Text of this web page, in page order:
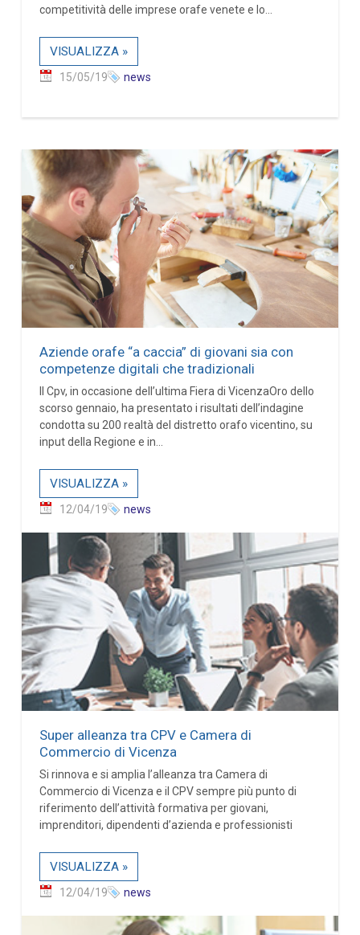
competitività delle imprese orafe venete e lo...
VISUALIZZA »
15/05/19 news
Aziende orafe “a caccia” di giovani sia con
competenze digitali che tradizionali
Il Cpv, in occasione dell’ultima Fiera di VicenzaOro dello
scorso gennaio, ha presentato i risultati dell’indagine
condotta su 200 realtà del distretto orafo vicentino, su
input della Regione e in...
VISUALIZZA »
12/04/19 news
Super alleanza tra CPV e Camera di
Commercio di Vicenza
Si rinnova e si amplia l’alleanza tra Camera di
Commercio di Vicenza e il CPV sempre più punto di
riferimento dell’attività formativa per giovani,
imprenditori, dipendenti d’azienda e professionisti
VISUALIZZA »
12/04/19 news